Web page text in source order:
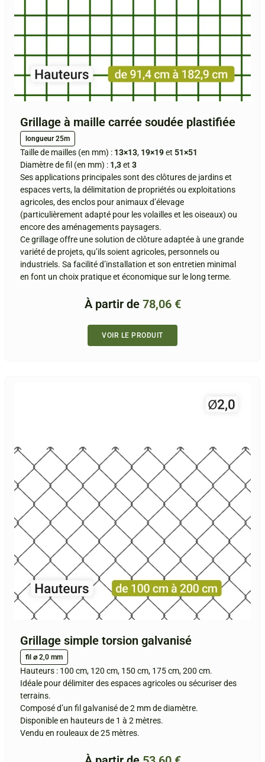
Grillage à maille carrée soudée plastifiée
longueur 25m
Taille de mailles (en mm) : 13×13, 19×19et 51×51
Diamètre de fil (en mm) : 1,3et 3
Ses applications principales sont des clôtures de jardins et
espaces verts, la délimitation de propriétés ou exploitations
agricoles, des enclos pour animaux d’élevage
(particulièrement adapté pour les volailles et les oiseaux) ou
encore des aménagements paysagers.
Ce grillage offre une solution de clôture adaptée à une grande
variété de projets, qu’ils soient agricoles, personnels ou
industriels. Sa facilité d’installation et son entretien minimal
en font un choix pratique et économique sur le long terme.
À partir de 78,06 €
VOIR LE PRODUIT
Grillage simple torsion galvanisé
fil ⌀ 2,0 mm
Hauteurs : 100 cm, 120 cm, 150 cm, 175 cm, 200 cm.
Idéale pour délimiter des espaces agricoles ou sécuriser des
terrains.
Composé d’un fil galvanisé de 2 mm de diamètre.
Disponible en hauteurs de 1 à 2 mètres.
Vendu en rouleaux de 25 mètres.